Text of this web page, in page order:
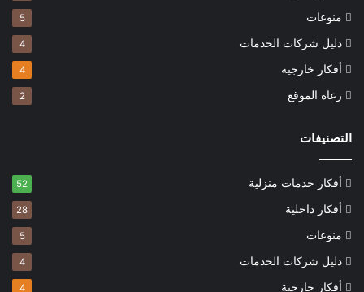
منوعات 5
دليل شركات الخدمات 4
أفكار خارجية 4
رعاة الموقع 2
التصنيفات
أفكار خدمات منزلية 52
أفكار داخلية 28
منوعات 5
دليل شركات الخدمات 4
أفكار خارجية 4